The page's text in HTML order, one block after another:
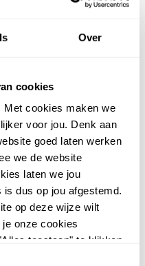
Over
cookies
Met cookies maken we
voor jou. Denk aan
goed laten werken
we de website
laten we jou
dus op jou afgestemd.
op deze wijze wilt
onze cookies
toestaan" te klikken.